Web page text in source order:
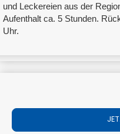
und Leckereien aus der
Aufenthalt ca. 5 Stunden.
Uhr.